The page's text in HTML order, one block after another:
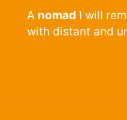
A nomad I will
with distant and